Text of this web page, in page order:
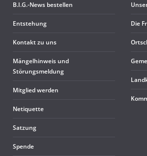
B.I.G.-News bestel­len
Ent­ste­hung
Kon­takt zu uns
Män­gel­hin­weis und
Störungsmeldung
Mit­glied werden
Neti­quette
Sat­zung
Spende
Die